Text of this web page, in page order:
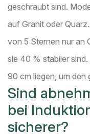
geschraubt sind.
auf Granit oder
von 5 Sternen nur an
sie 40 % stabiler
90 cm liegen, um den
Sind
bei
sicherer?